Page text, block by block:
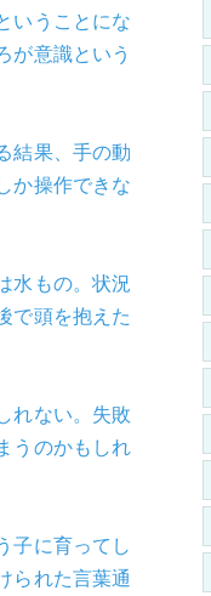
いうことにな
が意識という
結果、手の動
か操作できな
水もの。状況
で頭を抱えた
れない。失敗
うのかもしれ
子に育ってし
られた言葉通